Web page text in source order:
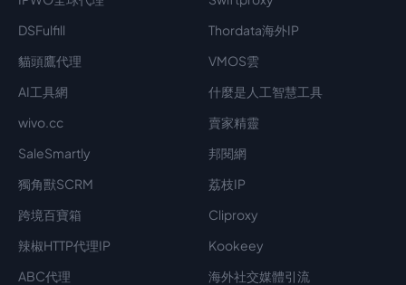
DSFulfill
Thordata海外IP
貓頭鷹代理
VMOS雲
AI工具網
什麼是人工智慧工具
wivo.cc
賣家精靈
SaleSmartly
邦閱網
獨角獸SCRM
荔枝IP
跨境百寶箱
Cliproxy
辣椒HTTP代理IP
Kookeey
ABC代理
海外社交媒體引流